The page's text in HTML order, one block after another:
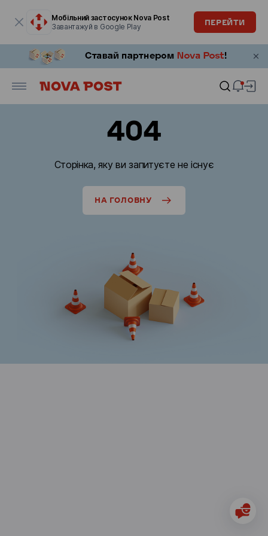
Мобільний застосунок Nova Post
Завантажуй в Google Play
ПЕРЕЙТИ
404
Сторінка, яку ви запитуєте не існує
НА ГОЛОВНУ